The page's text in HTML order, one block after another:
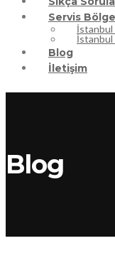
Servis
İstanbul
İstanbul
Blog
İletişim
Blog